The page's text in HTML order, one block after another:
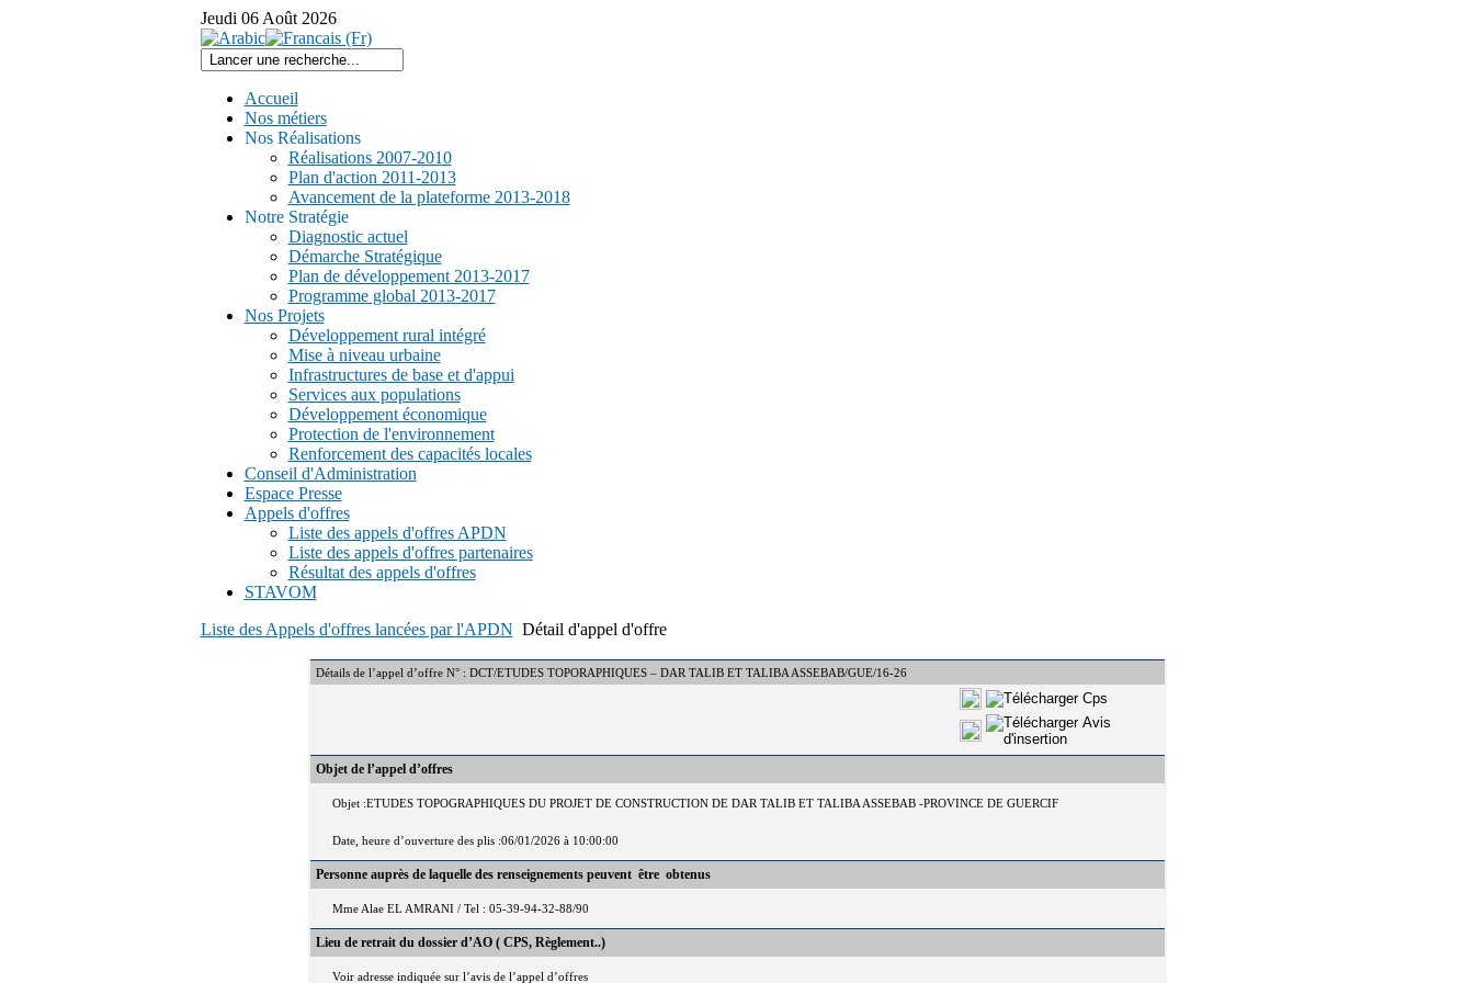
Jeudi 06 Août 2026
Accueil
Nos métiers
Nos Réalisations
Réalisations 2007-2010
Plan d'action 2011-2013
Avancement de la plateforme 2013-2018
Notre Stratégie
Diagnostic actuel
Démarche Stratégique
Plan de développement 2013-2017
Programme global 2013-2017
Nos Projets
Développement rural intégré
Mise à niveau urbaine
Infrastructures de base et d'appui
Services aux populations
Développement économique
Protection de l'environnement
Renforcement des capacités locales
Conseil d'Administration
Espace Presse
Appels d'offres
Liste des appels d'offres APDN
Liste des appels d'offres partenaires
Résultat des appels d'offres
STAVOM
Liste des Appels d'offres lancées par l'APDN Détail d'appel d'offre
Détails de l’appel d’offre N° : DCT/ETUDES TOPORAPHIQUES – DAR TALIB ET TALIBA ASSEBAB/GUE/16-26
Objet de l’appel d’offres
Objet :ETUDES TOPOGRAPHIQUES DU PROJET DE CONSTRUCTION DE DAR TALIB ET TALIBA ASSEBAB -PROVINCE DE GUERCIF
Date, heure d’ouverture des plis :06/01/2026 à 10:00:00
Personne auprès de laquelle des renseignements peuvent être obtenus
Mme Alae EL AMRANI / Tel : 05-39-94-32-88/90
Lieu de retrait du dossier d’AO ( CPS, Règlement..)
Voir adresse indiquée sur l’avis de l’appel d’offres